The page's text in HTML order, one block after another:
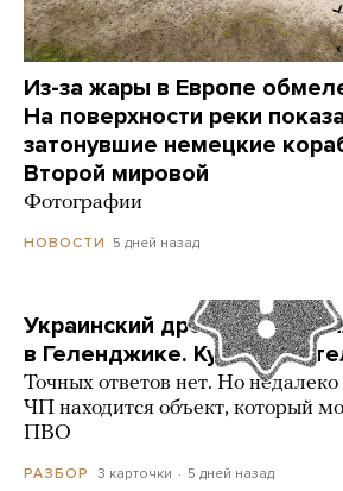
Из-за жары в Европе
На поверхности реки
затонувшие немецкие
Второй мировой
Фотографии
НОВОСТИ 5 дней назад
Украинский дрон попал по
в Геленджике. Куда он
Точных ответов нет. Но недалеко
ЧП находится объект, который
ПВО
РАЗБОР 3 карточки 5 дней назад